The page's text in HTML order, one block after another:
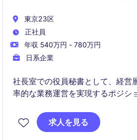
東京23区
正社員
年収 540万円 - 780万円
日系企業
社長室での役員秘書として、経営
率的な業務運営を実現するポジシ
ッショナルな環境でキャリアを築
求人を見る